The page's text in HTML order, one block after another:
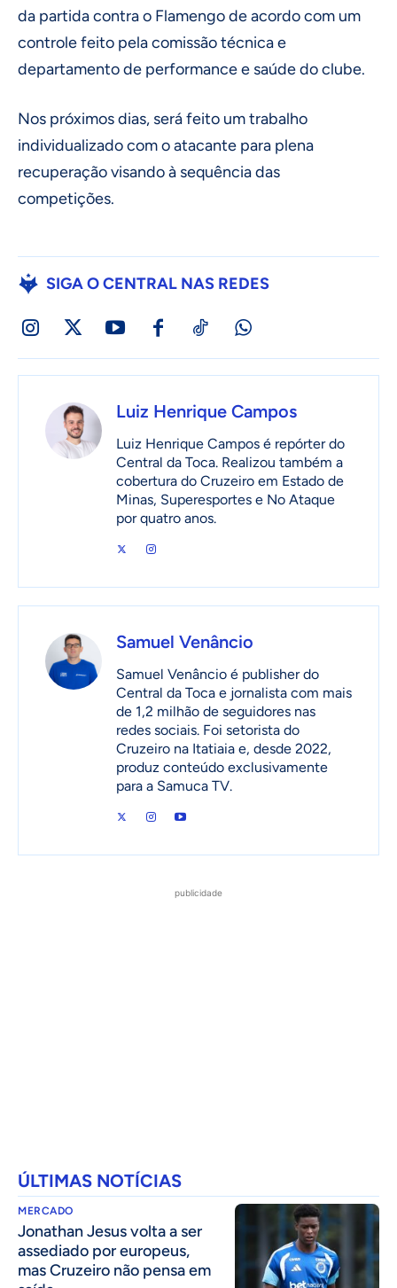
da partida contra o Flamengo de acordo com um
controle feito pela comissão técnica e
departamento de performance e saúde do clube.
Nos próximos dias, será feito um trabalho
individualizado com o atacante para plena
recuperação visando à sequência das
competições.
SIGA O CENTRAL NAS REDES
Luiz Henrique Campos
Luiz Henrique Campos é repórter do
Central da Toca. Realizou também a
cobertura do Cruzeiro em Estado de
Minas, Superesportes e No Ataque
por quatro anos.
Samuel Venâncio
Samuel Venâncio é publisher do
Central da Toca e jornalista com mais
de 1,2 milhão de seguidores nas
redes sociais. Foi setorista do
Cruzeiro na Itatiaia e, desde 2022,
produz conteúdo exclusivamente
para a Samuca TV.
publicidade
ÚLTIMAS NOTÍCIAS
MERCADO
Jonathan Jesus volta a ser
assediado por europeus,
mas Cruzeiro não pensa em